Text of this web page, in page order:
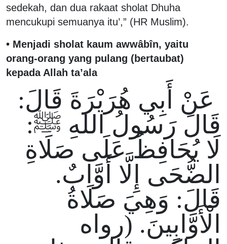
sedekah, dan dua rakaat sholat Dhuha
mencukupi semuanya itu’,” (HR Muslim).
• Menjadi sholat kaum awwâbîn, yaitu
orang-orang yang pulang (bertaubat)
kepada Allah ta’ala
عَنْ أَبِي هُرَيْرَةَ قَالَ:
قَالَ رَسُولُ اللهِ ﷺ:
لَا يُحَافِظُ عَلَى صَلَاةِ
الضُّحَى إِلَّا أَوَّابٌ.
قَالَ: وَهِيَ صَلَاةُ
الْأَوَّابِينَ. (رواه